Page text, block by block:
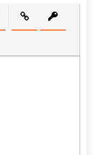
СПИСОК
ВСТАВИТЬ